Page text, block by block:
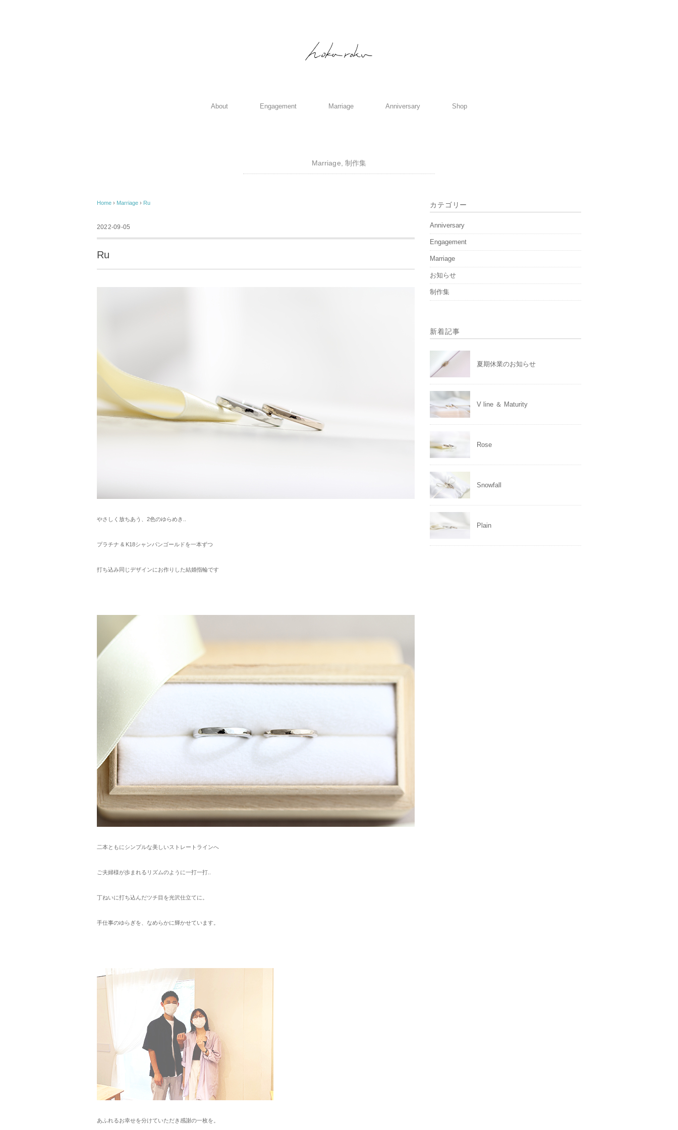
About Engagement Marriage Anniversary Shop
Marriage 制作集
Home › Marriage › Ru
2022-09-05
Ru
やさしく放ちあう、2色のゆらめき..
プラチナ & K18シャンパンゴールドを一本ずつ
打ち込み同じデザインにお作りした結婚指輪です
二本ともにシンプルな美しいストレートラインへ
ご夫婦様が歩まれるリズムのように一打一打..
丁ねいに打ち込んだツチ目を光沢仕立てに。
手仕事のゆらぎを、なめらかに輝かせています。
あふれるお幸せを分けていただき感謝の一枚を。
カテゴリー
Anniversary
Engagement
Marriage
お知らせ
制作集
新着記事
夏期休業のお知らせ
V line ＆ Maturity
Rose
Snowfall
Plain